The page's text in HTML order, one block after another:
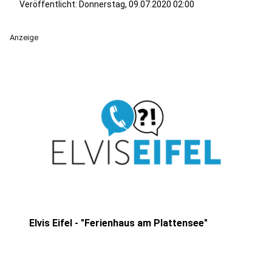
Veröffentlicht: Donnerstag, 09.07.2020 02:00
Anzeige
Elvis Eifel - "Ferienhaus am Plattensee"